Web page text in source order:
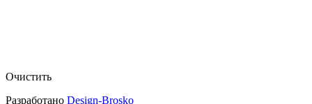
Очистить
Разработано Design-Brosko